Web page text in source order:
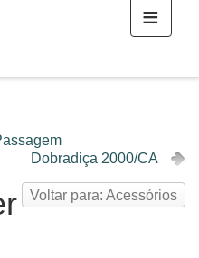
≡
Dobradiça 2000/CA
Voltar para: Acessórios